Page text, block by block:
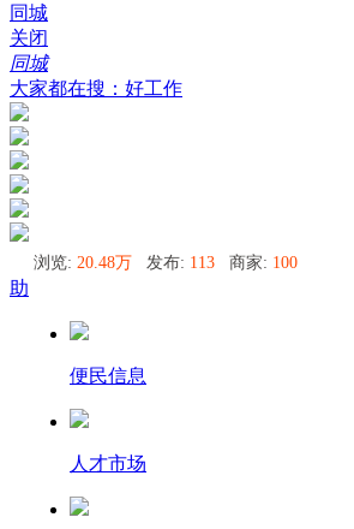
同城
关闭
同城
大家都在搜：好工作
浏览: 20.48万 发布: 113 商家: 100
助
便民信息
人才市场